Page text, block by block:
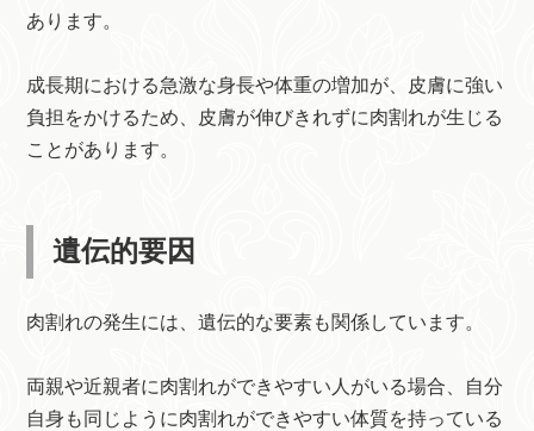
あります。
成長期における急激な身長や体重の増加が、皮膚に強い
負担をかけるため、皮膚が伸びきれずに肉割れが生じる
ことがあります。
遺伝的要因
肉割れの発生には、遺伝的な要素も関係しています。
両親や近親者に肉割れができやすい人がいる場合、自分
自身も同じように肉割れができやすい体質を持っている